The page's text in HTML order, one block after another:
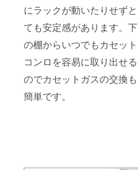
にラックが動いたりせずと
ても安定感があります。下
の棚からいつでもカセット
コンロを容易に取り出せる
のでカセットガスの交換も
簡単です。